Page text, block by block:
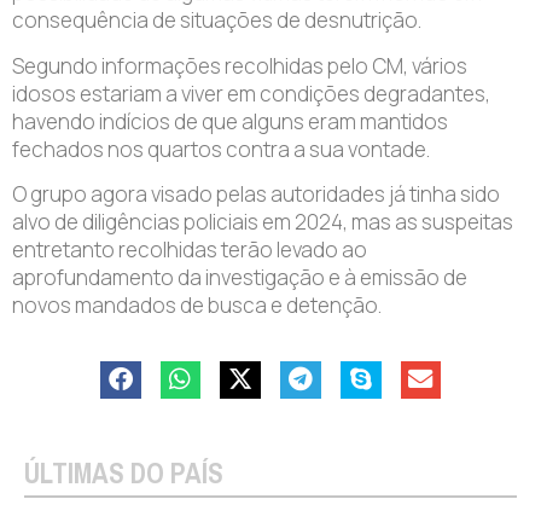
consequência de situações de desnutrição.
Segundo informações recolhidas pelo CM, vários
idosos estariam a viver em condições degradantes,
havendo indícios de que alguns eram mantidos
fechados nos quartos contra a sua vontade.
O grupo agora visado pelas autoridades já tinha sido
alvo de diligências policiais em 2024, mas as suspeitas
entretanto recolhidas terão levado ao
aprofundamento da investigação e à emissão de
novos mandados de busca e detenção.
ÚLTIMAS DO PAÍS